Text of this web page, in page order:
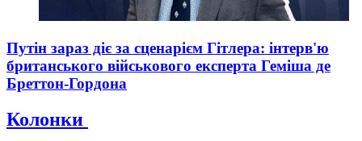
Путін зараз діє за сценарієм Гітлера: інтерв'ю
британського військового експерта Геміша де
Бреттон-Гордона
Колонки